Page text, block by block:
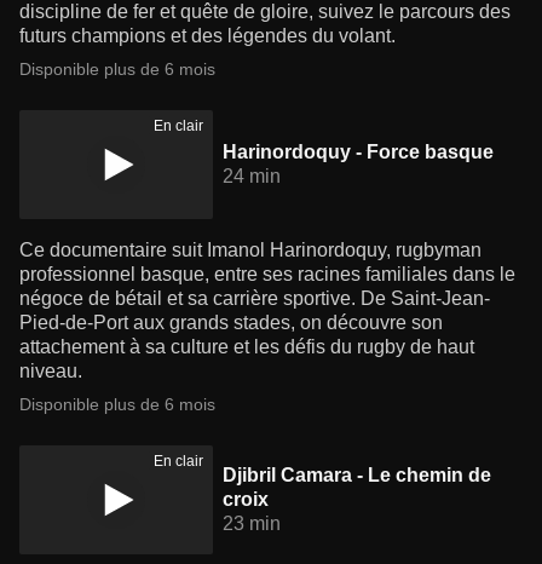
discipline de fer et quête de gloire, suivez le parcours des
futurs champions et des légendes du volant.
Disponible plus de 6 mois
En clair
Harinordoquy - Force basque
24 min
Ce documentaire suit Imanol Harinordoquy, rugbyman
professionnel basque, entre ses racines familiales dans le
négoce de bétail et sa carrière sportive. De Saint-Jean-
Pied-de-Port aux grands stades, on découvre son
attachement à sa culture et les défis du rugby de haut
niveau.
Disponible plus de 6 mois
En clair
Djibril Camara - Le chemin de
croix
23 min